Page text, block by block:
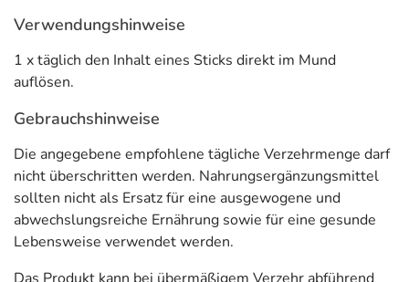
Allergene) sind bei den Lebensmittelangaben als pdf
hinterlegt. (oben)
Verwendungshinweise
1 x täglich den Inhalt eines Sticks direkt im Mund
auflösen.
Gebrauchshinweise
Die angegebene empfohlene tägliche Verzehrmenge darf
nicht überschritten werden. Nahrungsergänzungsmittel
sollten nicht als Ersatz für eine ausgewogene und
abwechslungsreiche Ernährung sowie für eine gesunde
Lebensweise verwendet werden.